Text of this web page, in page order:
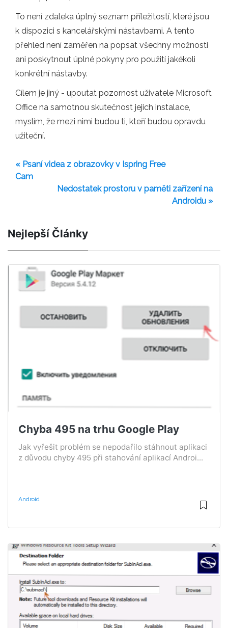
To není zdaleka úplný seznam příležitostí, které jsou
k dispozici s kancelářskými nástavbami. A tento
přehled není zaměřen na popsat všechny možnosti
ani poskytnout úplné pokyny pro použití jakékoli
konkrétní nástavby.
Cílem je jiný - upoutat pozornost uživatele Microsoft
Office na samotnou skutečnost jejich instalace,
myslím, že mezi nimi budou ti, kteří budou opravdu
užiteční.
« Psaní videa z obrazovky v Ispring Free
Cam
Nedostatek prostoru v paměti zařízení na
Androidu »
Nejlepší Články
Chyba 495 na trhu Google Play
Jak vyřešit problém se nepodařilo stáhnout aplikaci
z důvodu chyby 495 při stahování aplikací Androi...
Android